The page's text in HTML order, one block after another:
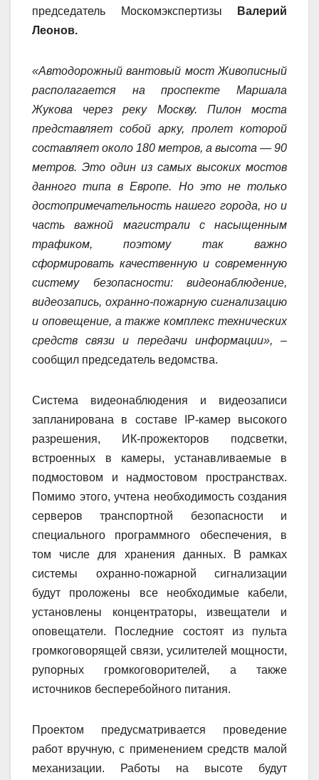
председатель Москомэкспертизы
Валерий
Леонов.
«Автодорожный вантовый мост Живописный
располагается на проспекте Маршала
Жукова через реку Москву. Пилон моста
представляет собой арку, пролет которой
составляет около 180 метров, а высота — 90
метров. Это один из самых высоких мостов
данного типа в Европе. Но это не только
достопримечательность нашего города, но и
часть важной магистрали с насыщенным
трафиком, поэтому так важно
сформировать качественную и современную
систему безопасности: видеонаблюдение,
видеозапись, охранно-пожарную сигнализацию
и оповещение, а также комплекс технических
средств связи и передачи информации», –
сообщил председатель ведомства.
Система видеонаблюдения и видеозаписи
запланирована в составе IP-камер высокого
разрешения, ИК-прожекторов подсветки,
встроенных в камеры, устанавливаемые в
подмостовом и надмостовом пространствах.
Помимо этого, учтена необходимость создания
серверов транспортной безопасности и
специального программного обеспечения, в
том числе для хранения данных. В рамках
системы охранно-пожарной сигнализации
будут проложены все необходимые кабели,
установлены концентраторы, извещатели и
оповещатели. Последние состоят из пульта
громкоговорящей связи, усилителей мощности,
рупорных громкоговорителей, а также
источников бесперебойного питания.
Проектом предусматривается проведение
работ вручную, с применением средств малой
механизации. Работы на высоте будут